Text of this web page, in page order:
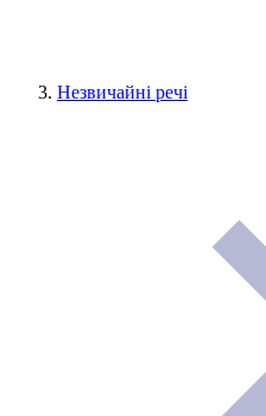
Незвичайні речі